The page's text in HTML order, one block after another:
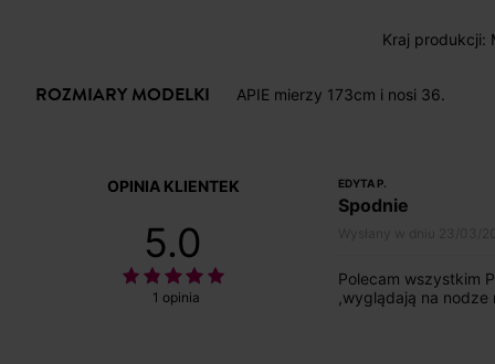
Kraj produkcji:
ROZMIARY MODELKI APIE mierzy 173cm i nosi 36.
OPINIA KLIENTEK
5.0
1 opinia
EDYTA P.
Spodnie
Polecam wszystkim
,wyglądają na